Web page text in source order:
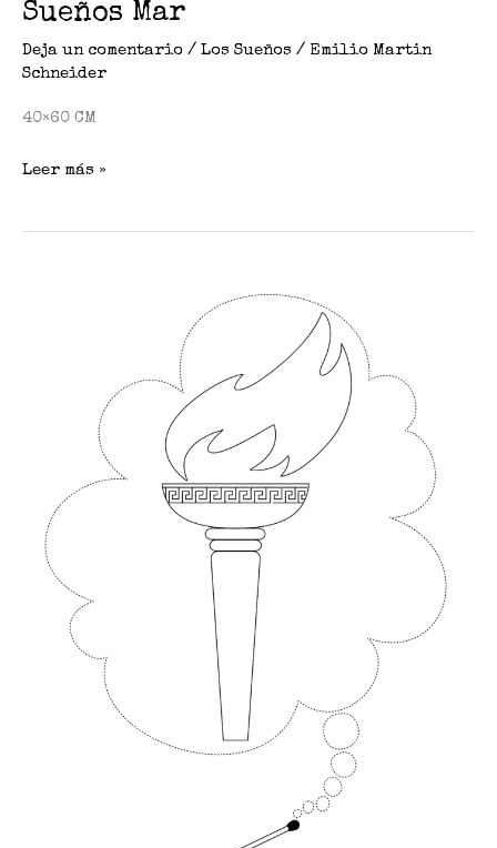
Sueños Mar
Deja un comentario / Los Sueños / Emilio Martin
Schneider
40×60 CM
Leer más »